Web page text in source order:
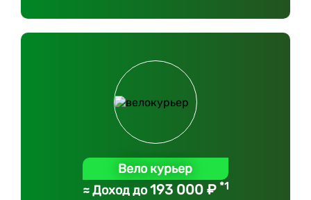
Вело курьер
≈ Доход до193 000 ₽ *1